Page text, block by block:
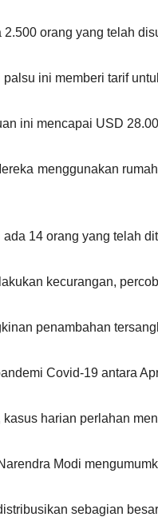
orang yang telah
ini memberi tarif
ini mencapai USD
menggunakan
14 orang yang telah
kecurangan,
penambahan
Covid-19 antara
harian perlahan
Modi
sebagian